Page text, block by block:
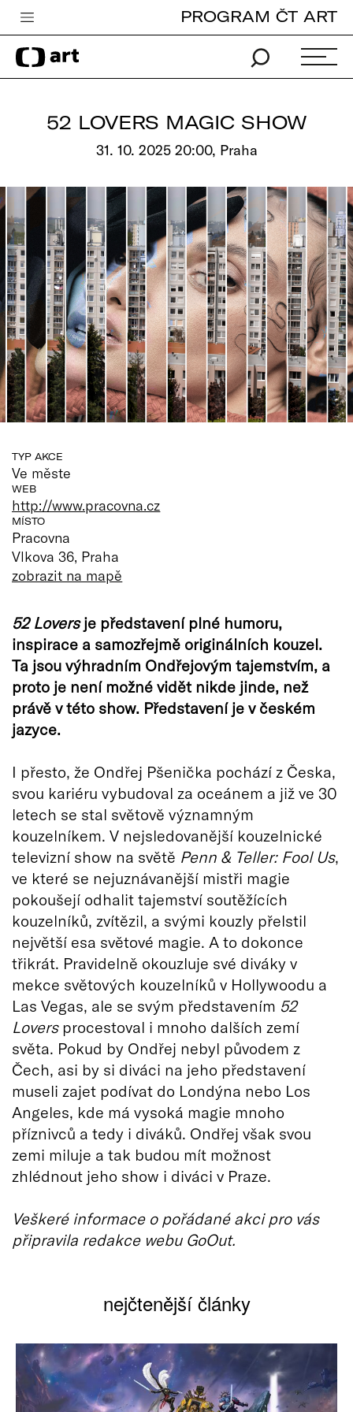
Česká televize
Zpravodajství
Pro děti
edu
Vše o ČT
PROGRAM ČT ART
52 LOVERS MAGIC SHOW
31. 10. 2025 20:00, Praha
TYP AKCE
Ve měste
WEB
http://www.pracovna.cz
MÍSTO
Pracovna
Vlkova 36, Praha
zobrazit na mapě
52 Loversje představení plné humoru,
inspirace a samozřejmě originálních kouzel.
Ta jsou výhradním Ondřejovým tajemstvím, a
proto je není možné vidět nikde jinde, než
právě v této show. Představení je v českém
jazyce.
I přesto, že Ondřej Pšenička pochází z Česka,
svou kariéru vybudoval za oceánem a již ve 30
letech se stal světově významným
kouzelníkem. V nejsledovanější kouzelnické
televizní show na světě Penn & Teller: Fool Us,
ve které se nejuznávanější mistři magie
pokoušejí odhalit tajemství soutěžících
kouzelníků, zvítězil, a svými kouzly přelstil
největší esa světové magie. A to dokonce
třikrát. Pravidelně okouzluje své diváky v
mekce světových kouzelníků v Hollywoodu a
Las Vegas, ale se svým představením 52
Loversprocestoval i mnoho dalších zemí
světa. Pokud by Ondřej nebyl původem z
Čech, asi by si diváci na jeho představení
museli zajet podívat do Londýna nebo Los
Angeles, kde má vysoká magie mnoho
příznivců a tedy i diváků. Ondřej však svou
zemi miluje a tak budou mít možnost
zhlédnout jeho show i diváci v Praze.
Veškeré informace o pořádané akci pro vás
připravila redakce webu GoOut.
nejčtenější články